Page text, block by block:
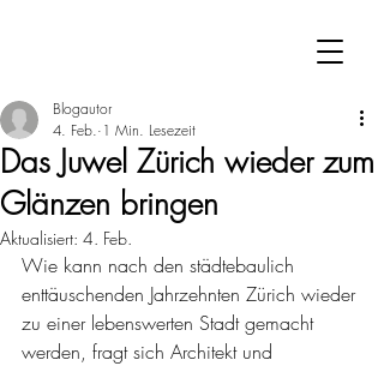
Das Juwel Zürich wieder zum
Glänzen bringen
Blogautor
4. Feb. 1 Min. Lesezeit
Aktualisiert: 4. Feb.
Wie kann nach den städtebaulich
enttäuschenden Jahrzehnten Zürich wieder
zu einer lebenswerten Stadt gemacht
werden, fragt sich Architekt und